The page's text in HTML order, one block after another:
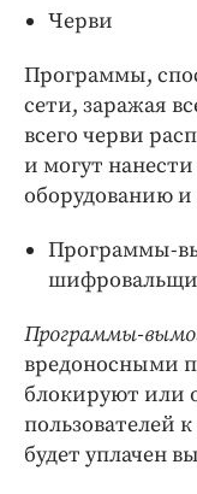
Черви
Программы,
сети, заражая
всего черви
и могут
оборудованию
Программы-
Программы-
вредоносными
блокируют или
пользователей
будет уплачен